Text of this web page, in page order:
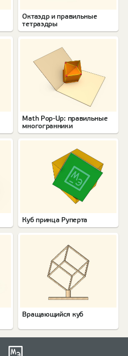
Октаэдр и правильные
тетраэдры
Math Pop-Up: правильные
многогранники
Куб принца Руперта
Вращающийся куб